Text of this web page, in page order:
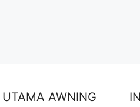
UTAMA AWNING